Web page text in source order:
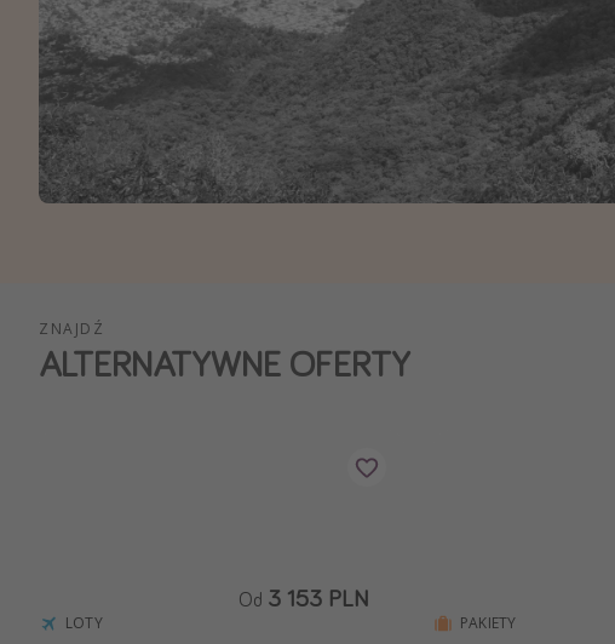
Wszystkie
ZNAJDŹ
ALTERNATYWNE OFERTY
LOTY
Od 3 153 PLN
PAKIETY